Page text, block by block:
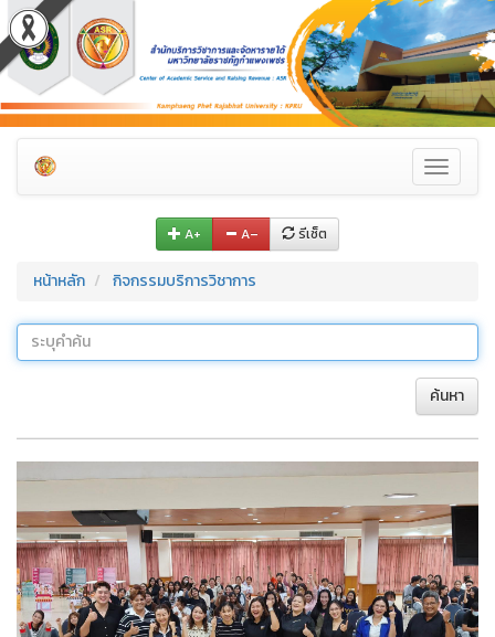
Toggle
A+ A– รีเซ็ต
หน้าหลัก กิจกรรมบริการวิชาการ
ค้นหา